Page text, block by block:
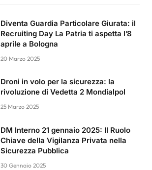
Diventa Guardia Particolare Giurata: il
Recruiting Day La Patria ti aspetta l’8
aprile a Bologna
20 Marzo 2025
Droni in volo per la sicurezza: la
rivoluzione di Vedetta 2 Mondialpol
25 Marzo 2025
DM Interno 21 gennaio 2025: Il Ruolo
Chiave della Vigilanza Privata nella
Sicurezza Pubblica
30 Gennaio 2025